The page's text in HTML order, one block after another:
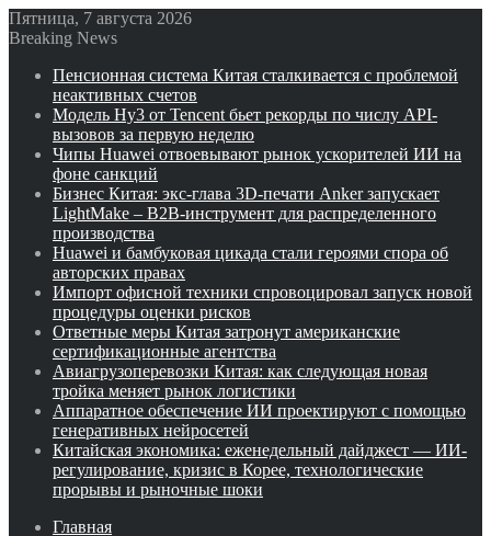
Пятница, 7 августа 2026
Breaking News
Пенсионная система Китая сталкивается с проблемой
неактивных счетов
Модель Hy3 от Tencent бьет рекорды по числу API-
вызовов за первую неделю
Чипы Huawei отвоевывают рынок ускорителей ИИ на
фоне санкций
Бизнес Китая: экс-глава 3D-печати Anker запускает
LightMake – B2B-инструмент для распределенного
производства
Huawei и бамбуковая цикада стали героями спора об
авторских правах
Импорт офисной техники спровоцировал запуск новой
процедуры оценки рисков
Ответные меры Китая затронут американские
сертификационные агентства
Авиагрузоперевозки Китая: как следующая новая
тройка меняет рынок логистики
Аппаратное обеспечение ИИ проектируют с помощью
генеративных нейросетей
Китайская экономика: еженедельный дайджест — ИИ-
регулирование, кризис в Корее, технологические
прорывы и рыночные шоки
Главная